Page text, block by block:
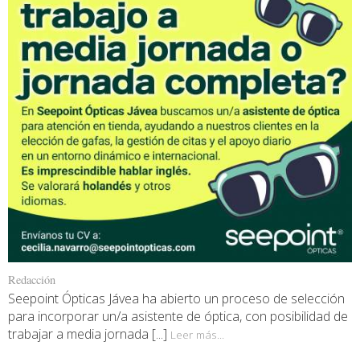
Redacción
Seepoint Ópticas Jávea ha abierto un proceso de selección
para incorporar un/a asistente de óptica, con posibilidad de
trabajar a media jornada [...] Leer más...